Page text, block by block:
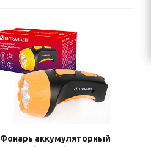
Фонарь аккумуляторный